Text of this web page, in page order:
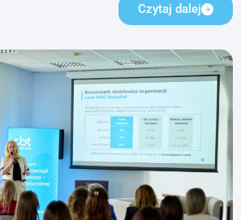
Czytaj dalej